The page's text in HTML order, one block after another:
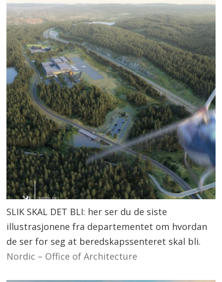
SLIK SKAL DET BLI: her ser du de siste
illustrasjonene fra departementet om hvordan
de ser for seg at beredskapssenteret skal bli.
Nordic – Office of Architecture